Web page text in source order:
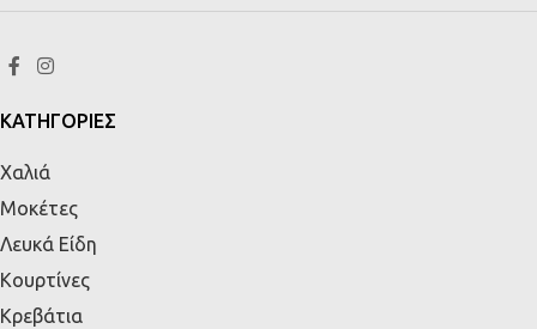
ΚΑΤΗΓΟΡΙΕΣ
Χαλιά
Μοκέτες
Λευκά Είδη
Κουρτίνες
Κρεβάτια